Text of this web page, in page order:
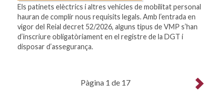
Els patinets elèctrics i altres vehicles de mobilitat personal
hauran de complir nous requisits legals. Amb l’entrada en
vigor del Reial decret 52/2026, alguns tipus de VMP s’han
d’inscriure obligatòriament en el registre de la DGT i
disposar d’assegurança.
Pàgina 1 de 17